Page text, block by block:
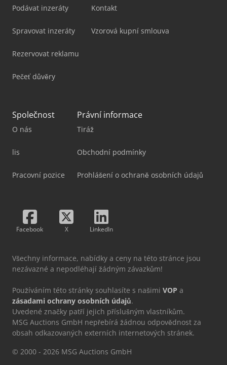
Podávat inzeráty
Spravovat inzeráty
Rezervovat reklamu
Pečeť důvěry
Kontakt
Vzorová kupní smlouva
Společnost
O nás
lis
Pracovní pozice
Právní informace
Tiráž
Obchodní podmínky
Prohlášení o ochraně osobních údajů
Facebook X LinkedIn
Všechny informace, nabídky a ceny na této stránce jsou
nezávazné a nepodléhají žádným závazkům!
Používáním této stránky souhlasíte s našimi VOP a
zásadami ochrany osobních údajů.
Uvedené značky patří jejich příslušným vlastníkům.
MSG Auctions GmbH nepřebírá žádnou odpovědnost za
obsah odkazovaných externích internetových stránek.
© 2000 - 2026 MSG Auctions GmbH